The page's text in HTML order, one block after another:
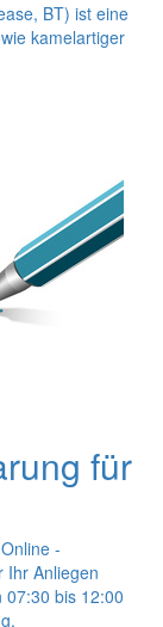
BT) ist eine
kamelartiger
für
Online -
Ihr Anliegen
07:30 bis 12:00